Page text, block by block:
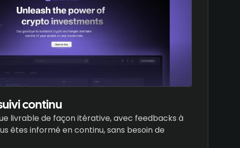
continu
livrable de façon itérative, avec feedbacks à
êtes informé en continu, sans besoin de